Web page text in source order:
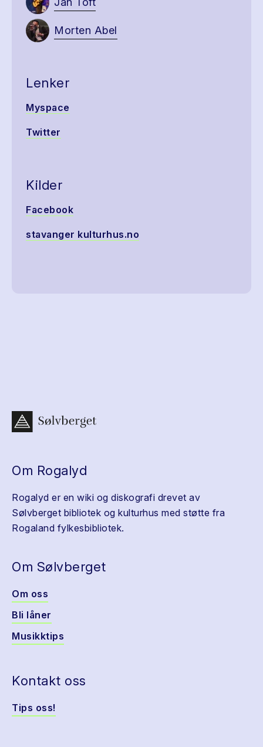
Morten Abel
Lenker
Myspace
Twitter
Kilder
Facebook
stavanger kulturhus.no
Om Rogalyd
Rogalyd er en wiki og diskografi drevet av
Sølvberget bibliotek og kulturhus med støtte fra
Rogaland fylkesbibliotek.
Om Sølvberget
Om oss
Bli låner
Musikktips
Kontakt oss
Tips oss!